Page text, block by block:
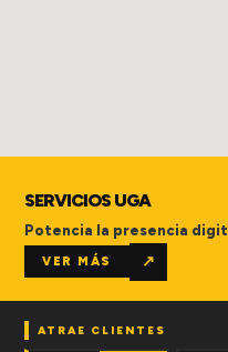
SERVICIOS UGA
Potencia la presencia
VER MÁS ↗
ATRAE CLIENTES